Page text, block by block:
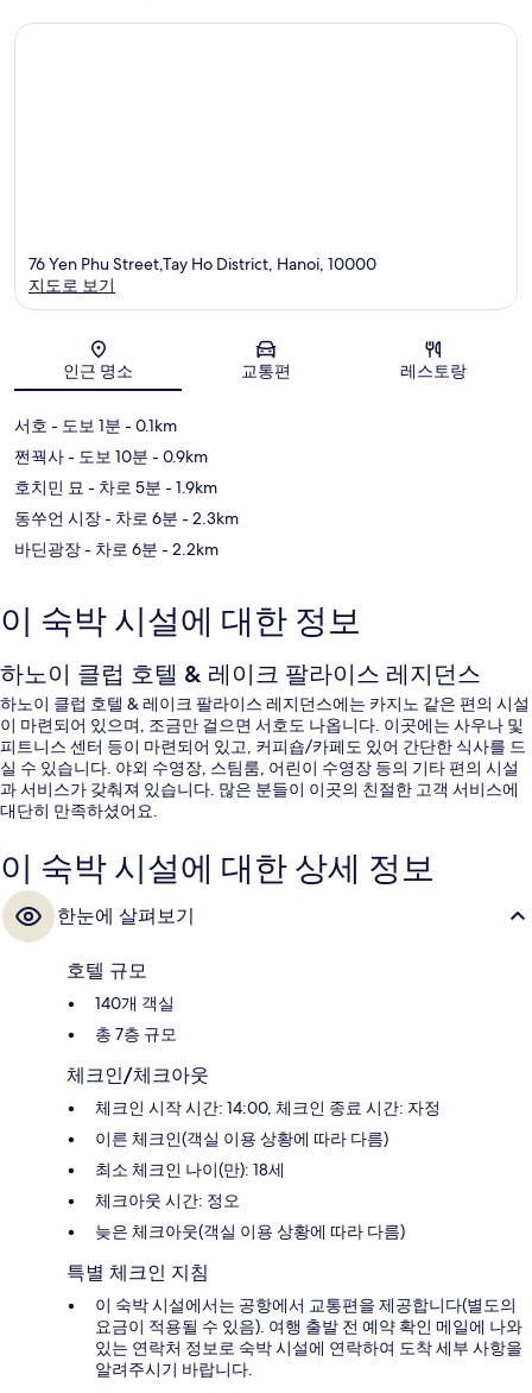
지도
76 Yen Phu Street,Tay Ho District, Hanoi, 10000
지도로 보기
인근 명소 교통편 레스토랑
서호 - 도보 1분 - 0.1km
쩐꿕사- 도보 10분 - 0.9km
호치민 묘 - 차로 5분 - 1.9km
동쑤언 시장- 차로 6분 - 2.3km
바딘광장- 차로 6분 - 2.2km
이 숙박 시설에 대한 정보
하노이 클럽 호텔 & 레이크 팔라이스 레지던스
하노이 클럽 호텔 & 레이크 팔라이스 레지던스에는 카지노 같은 편의 시설
이 마련되어 있으며, 조금만 걸으면 서호도 나옵니다. 이곳에는 사우나 및
피트니스 센터 등이 마련되어 있고, 커피숍/카페도 있어 간단한 식사를 드
실 수 있습니다. 야외 수영장, 스팀룸, 어린이 수영장 등의 기타 편의 시설
과 서비스가 갖춰져 있습니다. 많은 분들이 이곳의 친절한 고객 서비스에
대단히 만족하셨어요.
이 숙박 시설에 대한 상세 정보
한눈에 살펴보기
호텔 규모
140개 객실
총 7층 규모
체크인/체크아웃
체크인 시작 시간: 14:00, 체크인 종료 시간: 자정
이른 체크인(객실 이용 상황에 따라 다름)
최소 체크인 나이(만): 18세
체크아웃 시간: 정오
늦은 체크아웃(객실 이용 상황에 따라 다름)
특별 체크인 지침
이 숙박 시설에서는 공항에서 교통편을 제공합니다(별도의
요금이 적용될 수 있음). 여행 출발 전 예약 확인 메일에 나와
있는 연락처 정보로 숙박 시설에 연락하여 도착 세부 사항을
알려주시기 바랍니다.